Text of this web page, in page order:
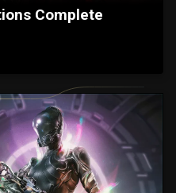
Complete